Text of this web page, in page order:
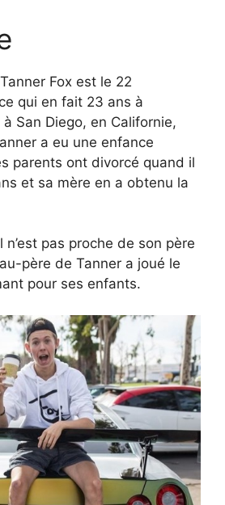
Fox est le 22
qui en fait 23 ans à
à San Diego, en Californie,
a eu une enfance
parents ont divorcé quand il
et sa mère en a obtenu la
n’est pas proche de son père
père de Tanner a joué le
pour ses enfants.